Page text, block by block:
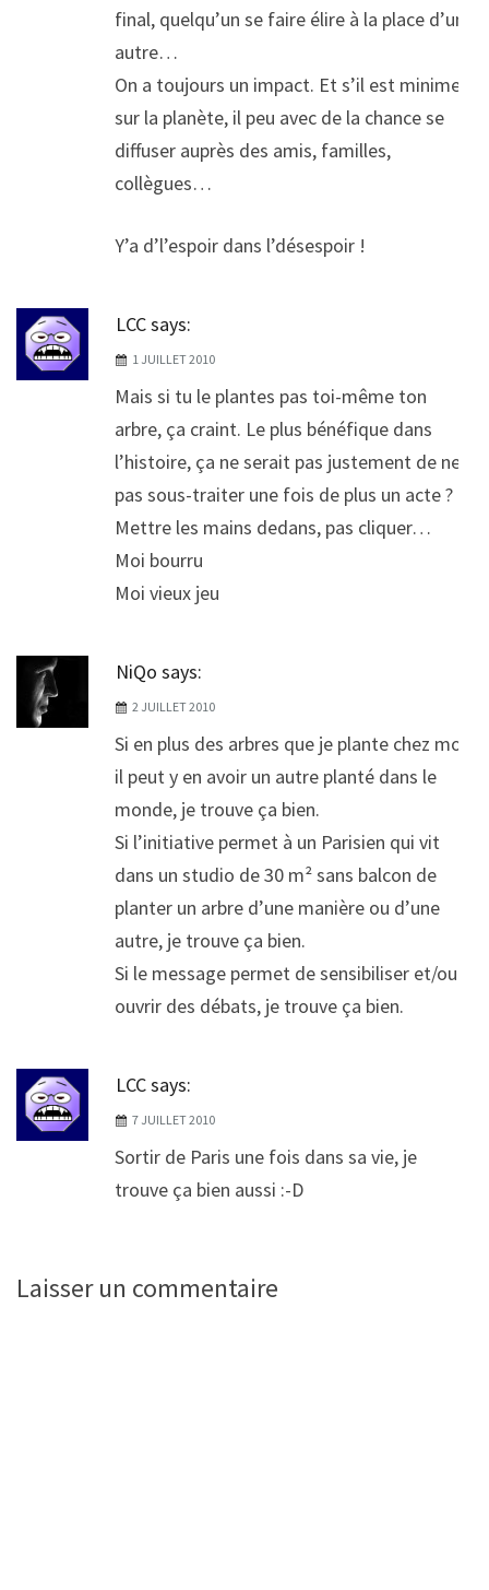
final, quelqu’un se faire élire à la place d’un
autre…
On a toujours un impact. Et s’il est minime
sur la planète, il peu avec de la chance se
diffuser auprès des amis, familles,
collègues…
Y’a d’l’espoir dans l’désespoir !
LCCsays:
1 JUILLET 2010
Mais si tu le plantes pas toi-même ton
arbre, ça craint. Le plus bénéfique dans
l’histoire, ça ne serait pas justement de ne
pas sous-traiter une fois de plus un acte ?
Mettre les mains dedans, pas cliquer…
Moi bourru
Moi vieux jeu
NiQo says:
2 JUILLET 2010
Si en plus des arbres que je plante chez moi,
il peut y en avoir un autre planté dans le
monde, je trouve ça bien.
Si l’initiative permet à un Parisien qui vit
dans un studio de 30 m² sans balcon de
planter un arbre d’une manière ou d’une
autre, je trouve ça bien.
Si le message permet de sensibiliser et/ou
ouvrir des débats, je trouve ça bien.
LCCsays:
7 JUILLET 2010
Sortir de Paris une fois dans sa vie, je
trouve ça bien aussi :-D
Laisser un commentaire